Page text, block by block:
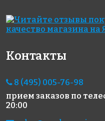
AKE107
Испания
313x495
Испания
313x495
Контакты
8 (495) 005-76-98
прием заказов по
20:00